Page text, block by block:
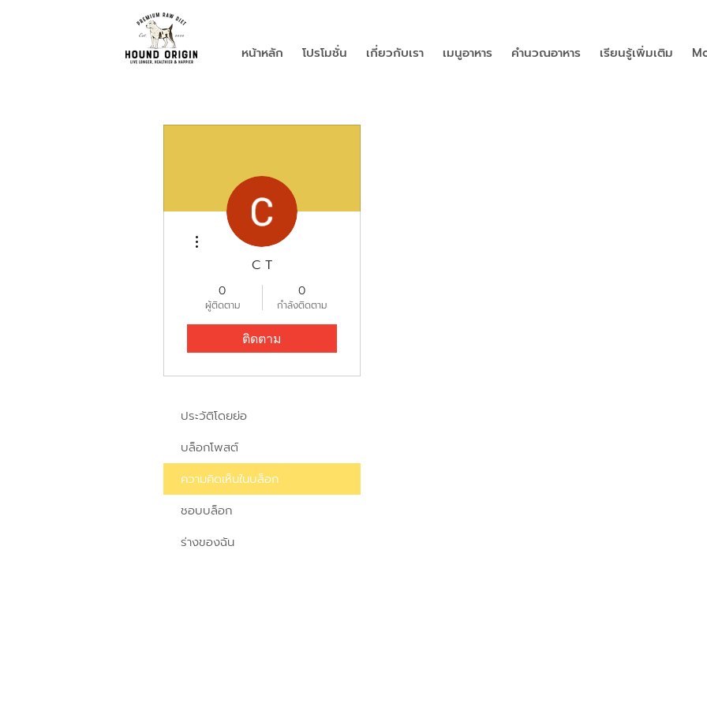
หน้าหลัก โปรโมชั่น เกี่ยวกับเรา เมนูอาหาร คำนวณอาหาร เรียนรู้เพิ่มเติม
C T
0
ผู้ติดตาม
0
กำลังติดตาม
ติดตาม
ขั้นตอนดำเนินการอื่นๆ
ประวัติโดยย่อ
บล็อกโพสต์
ความคิดเห็นในบล็อก
ชอบบล็อก
ร่างของฉัน